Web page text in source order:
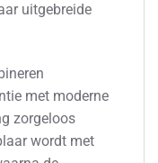
uitgebreide
met moderne
zorgeloos
wordt met